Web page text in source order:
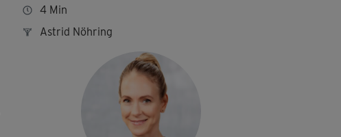
4 Min
Astrid Nöhring